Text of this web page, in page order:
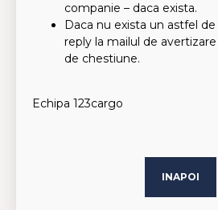
companie – daca exista.
Daca nu exista un astfel
reply la mailul de
de chestiune.
Echipa 123cargo
INAPOI